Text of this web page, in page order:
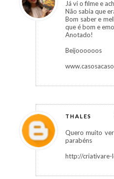
Já vi o filme e
Não sabia que
Bom saber e
que é bom e
Anotado!
Beijoooooos
THALES
Quero muito
parabéns
http://criativare-